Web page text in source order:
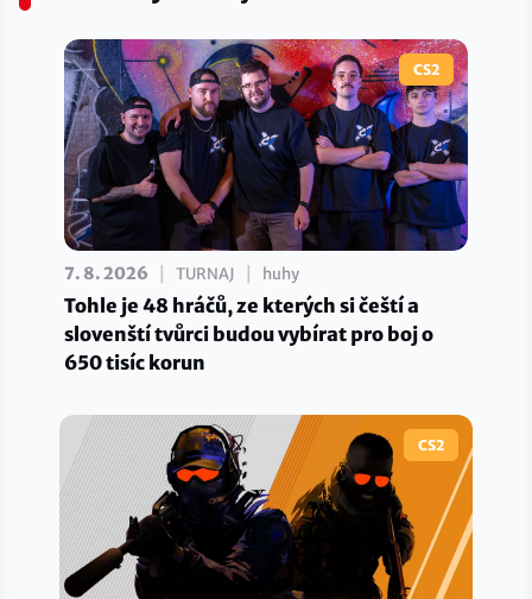
CS2
7. 8. 2026 TURNAJ huhy
Tohle je 48 hráčů, ze kterých si čeští a
slovenští tvůrci budou vybírat pro boj o
650 tisíc korun
CS2